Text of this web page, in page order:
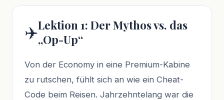
✈️Lektion 1: Der Mythos vs. das
„Op-Up“
Von der Economy in eine Premium-Kabine
zu rutschen, fühlt sich an wie ein Cheat-
Code beim Reisen. Jahrzehntelang war die